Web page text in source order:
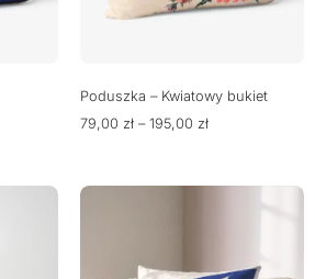
Poduszka – Kwiatowy bukiet
79,00 zł – 195,00 zł